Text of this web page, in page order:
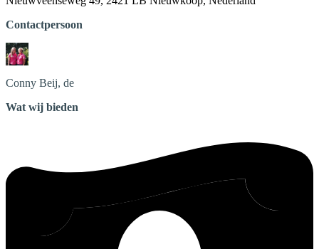
Contactpersoon
Conny Beij, de
Wat wij bieden